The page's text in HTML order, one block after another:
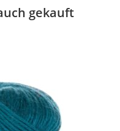
gekauft